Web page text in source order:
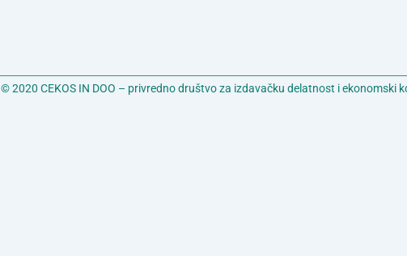
© 2020 CEKOS IN DOO – privredno društvo za izdavačku delatnost i ekonomski